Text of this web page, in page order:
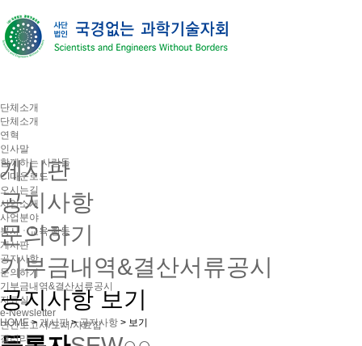
단체소개
단체소개
연혁
인사말
함께하는 사람들
CI다운로드
오시는길
사업소개
사업분야
봉사ㆍ교육 활동
게시판
공지사항
문의하기
기부금내역&결산서류공시
자료실
e-Newsletter
연간보고서/도서/자료집
갤러리
게시판
공지사항
문의하기
기부금내역&결산서류공시
공지사항 보기
HOME> 게시판 >공지사항 > 보기